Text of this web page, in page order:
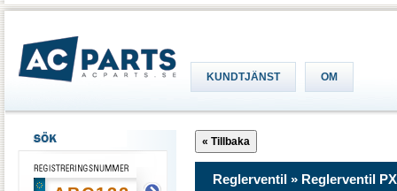
KUNDTJÄNST OM
Reglerventil » Reglerventil